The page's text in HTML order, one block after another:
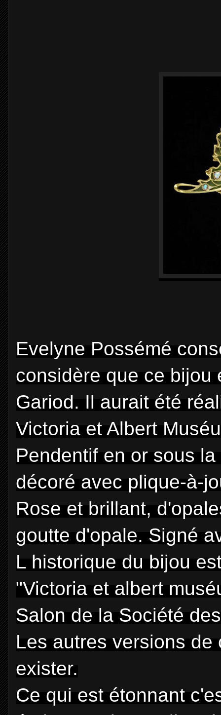
Evelyne Possémé
considère que ce bijou
Gariod. Il aurait été
Victoria et Albert
Pendentif en or sous
décoré avec plique-à-
Rose et brillant,
goutte d'opale. Signé
L historique du bijou
"Victoria et albert
Salon de la Société
Les autres versions
exister.
Ce qui est étonnant